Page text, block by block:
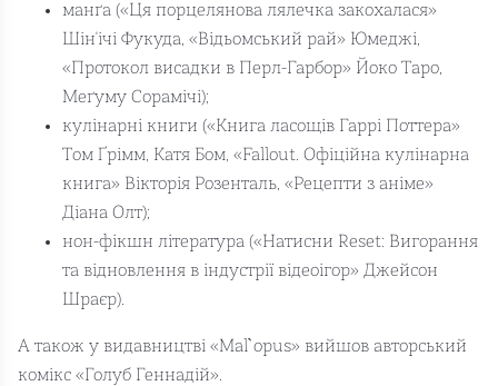
манґа («Ця порцелянова лялечка закохалася»
Шін'ічі Фукуда, «Відьомський рай» Юмеджі,
«Протокол висадки в Перл-Гарбор» Йоко Таро,
Меґуму Сорамічі);
кулінарні книги («Книга ласощів Гаррі Поттера»
Том Ґрімм, Катя Бом, «Fallout. Офіційна кулінарна
книга» Вікторія Розенталь, «Рецепти з аніме»
Діана Олт);
нон-фікшн література («Натисни Reset: Вигорання
та відновлення в індустрії відеоігор» Джейсон
Шраєр).
А також у видавництві «Mal`opus» вийшов авторський
комікс «Голуб Геннадій».